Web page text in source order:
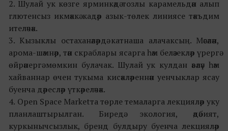
2. Шулай ук көзге ярминкәдә тозлы карамельдән алып
глютенсыз икмәккә кадәр азык-төлек линиясе тәкъдим
ителәчәк.
3. Кызыклы остаханәләрдә катнаша алачаксың. Мәсәлән,
арома-шәмнәр, тән скраблары ясарга һәм беләзекләр үрергә
өйрәнергә мөмкин булачак. Шулай ук кулдан әвәләү һәм
хайваннар өчен тукыма кисәкләреннән уенчыклар ясау
буенча дәресләр үткәреләчәк.
4. Open Space Marketта төрлетемаларга лекцияләр уку
планлаштырылган. Биредә экология, әдәбият,
куркынычсызлык, бренд булдыру буенча лекцияләр